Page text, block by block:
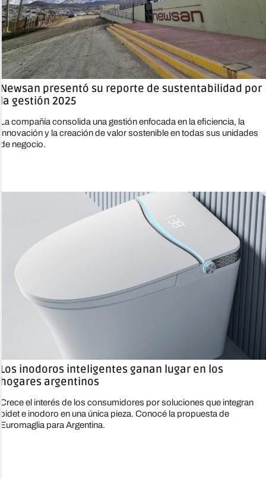
Newsan presentó su reporte de sustentabilidad por
la gestión 2025
La compañía consolida una gestión enfocada en la eficiencia, la
innovación y la creación de valor sostenible en todas sus unidades
de negocio.
Los inodoros inteligentes ganan lugar en los
hogares argentinos
Crece el interés de los consumidores por soluciones que integran
bidet e inodoro en una única pieza. Conocé la propuesta de
Euromaglia para Argentina.